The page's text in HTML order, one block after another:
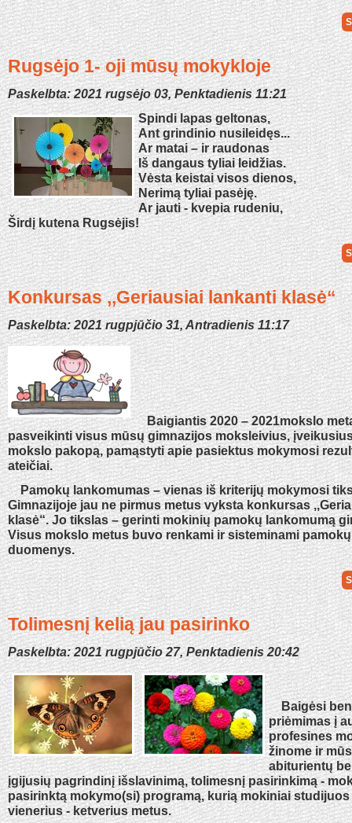
Rugsėjo 1- oji mūsų mokykloje
Paskelbta: 2021 rugsėjo 03, Penktadienis 11:21
Spindi lapas geltonas,
Ant grindinio nusileidęs...
Ar matai – ir raudonas
Iš dangaus tyliai leidžias.
Vėsta keistai visos dienos,
Nerimą tyliai pasėję.
Ar jauti - kvepia rudeniu,
Širdį kutena Rugsėjis!
Konkursas ,,Geriausiai lankanti klasė“
Paskelbta: 2021 rugpjūčio 31, Antradienis 11:17
Baigiantis 2020 – 2021mokslo
pasveikinti visus mūsų gimnazijos moksleivius,
mokslo pakopą, pamąstyti apie pasiektus mokymosi
ateičiai.
Pamokų lankomumas – vienas iš kriterijų mokymosi
Gimnazijoje jau ne pirmus metus vyksta konkursas
klasė“. Jo tikslas – gerinti mokinių pamokų lankomumą
Visus mokslo metus buvo renkami ir sisteminami
duomenys.
Tolimesnį kelią jau pasirinko
Paskelbta: 2021 rugpjūčio 27, Penktadienis 20:42
Baigėsi
priėmimas į
profesines
žinome ir
abiturientų
įgijusių pagrindinį išslavinimą, tolimesnį pasirinkimą -
pasirinktą mokymo(si) programą, kurią mokiniai
vienerius - ketverius metus.